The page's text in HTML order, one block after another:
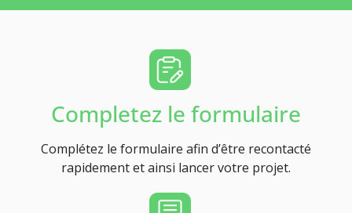
Completez le formulaire
Complétez le formulaire afin d’être recontacté
rapidement et ainsi lancer votre projet.